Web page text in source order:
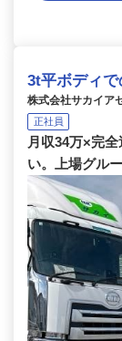
3t平ボディ
株式会社サカイア
正社員
月収34万×完
い。上場グル